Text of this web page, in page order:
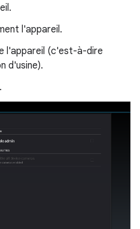
l'appareil.
l'appareil (c'est-à-dire
d'usine).